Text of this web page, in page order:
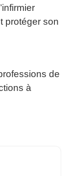
protéger son
de
à